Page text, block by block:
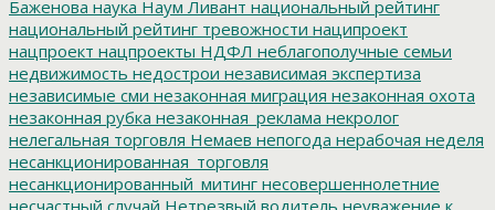
Баженова наука Наум Ливант национальный рейтинг
национальный рейтинг тревожности наципроект
нацпроект нацпроекты НДФЛ неблагополучные семьи
недвижимость недострои независимая экспертиза
независимые сми незаконная миграция незаконная охота
незаконная рубка незаконная_реклама некролог
нелегальная торговля Немаев непогода нерабочая неделя
несанкционированная_торговля
несанкционированный_митинг несовершеннолетние
несчастный случай Нетрезвый водитель неуважение к